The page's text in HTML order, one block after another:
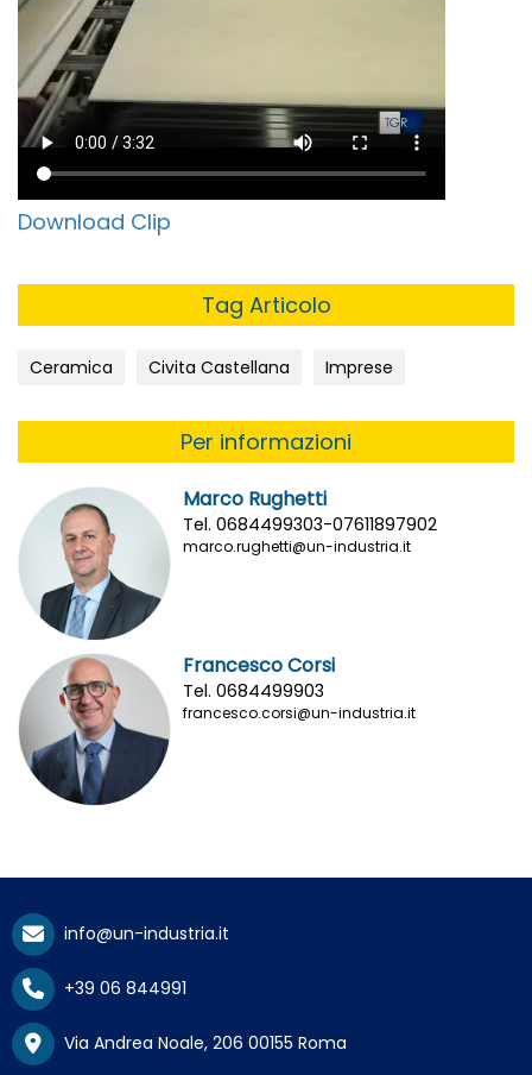
Download Clip
Tag Articolo
Ceramica Civita Castellana Imprese
Per informazioni
Marco Rughetti
Tel. 0684499303-07611897902
marco.rughetti@un-industria.it
Francesco Corsi
Tel. 0684499903
francesco.corsi@un-industria.it
info@un-industria.it
+39 06 844991
Via Andrea Noale, 206 00155 Roma